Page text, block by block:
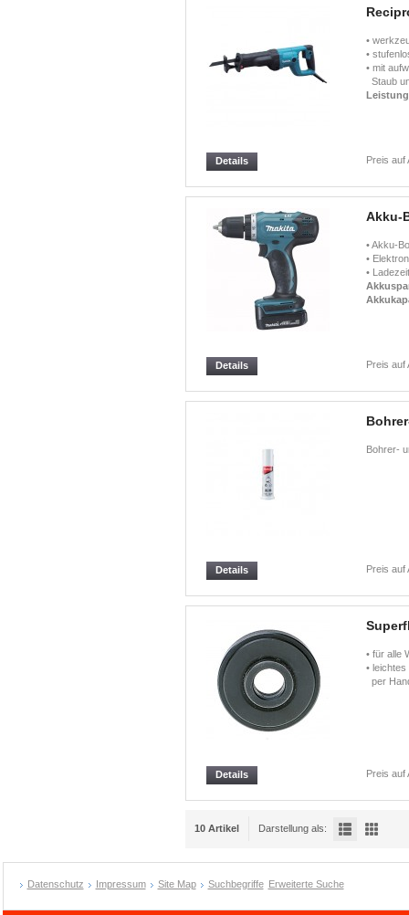
•
•
• mit
Staub
Preis auf
Details
Akku-
• Akku-
•
•
Preis auf
Details
Bohrer-
Preis auf
Details
• für alle
•
per
Preis auf
Details
10 Artikel Darstellung als:
Datenschutz Impressum Site Map Suchbegriffe Erweiterte Suche